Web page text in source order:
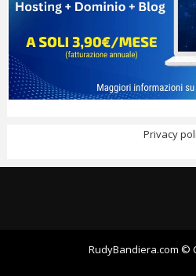
Privacy
RudyBandiera.com ©